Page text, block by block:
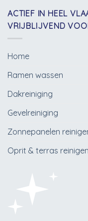
ACTIEF IN HEEL
VRIJBLIJVEND
Home
Ramen wassen
Dakreiniging
Gevelreiniging
Zonnepanelen
Oprit & terras reinigen